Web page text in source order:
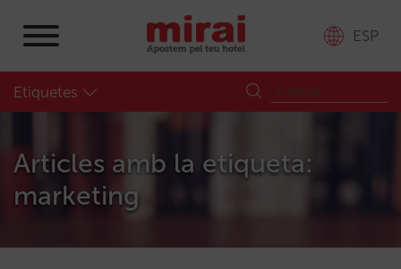
ESP
Etiquetes
Articles amb la etiqueta:
marketing